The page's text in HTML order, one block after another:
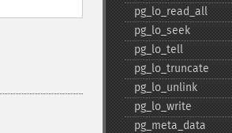
pg_​lo_​read_​all
pg_​lo_​seek
pg_​lo_​tell
pg_​lo_​truncate
pg_​lo_​unlink
pg_​lo_​write
pg_​meta_​data